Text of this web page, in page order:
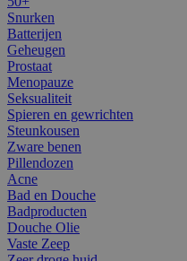
Snurken
Batterijen
Geheugen
Prostaat
Menopauze
Seksualiteit
Spieren en gewrichten
Steunkousen
Zware benen
Pillendozen
Acne
Bad en Douche
Badproducten
Douche Olie
Vaste Zeep